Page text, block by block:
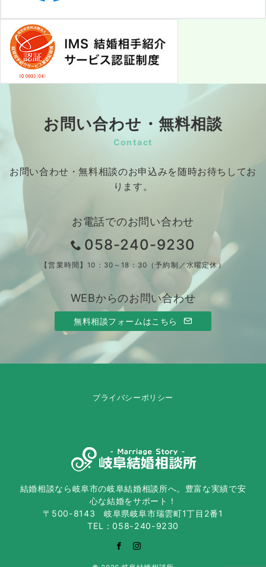
お問い合わせ・無料相談
Contact
お問い合わせ・無料相談のお申込みを随時お待ちしてお
ります。
お電話でのお問い合わせ
058-240-9230
【営業時間】10：30～18：30（予約制／水曜定休）
WEBからのお問い合わせ
無料相談フォームはこちら
プライバシーポリシー
結婚相談なら岐阜市の岐阜結婚相談所へ。豊富な実績で安
心な結婚をサポート！
〒500-8143 岐阜県岐阜市瑞雲町1丁目2番1
TEL：058-240-9230